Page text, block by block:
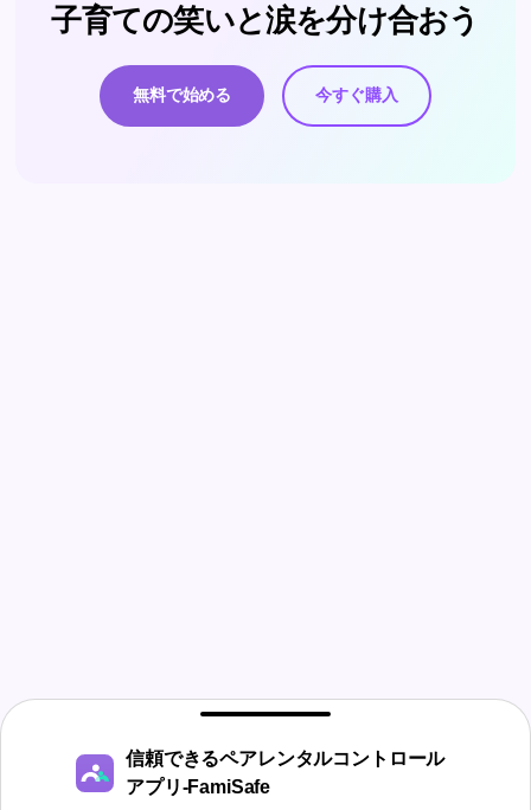
子育ての笑いと涙を分け合おう
無料で始める 今すぐ購入
信頼できるペアレンタルコントロール
アプリ-FamiSafe